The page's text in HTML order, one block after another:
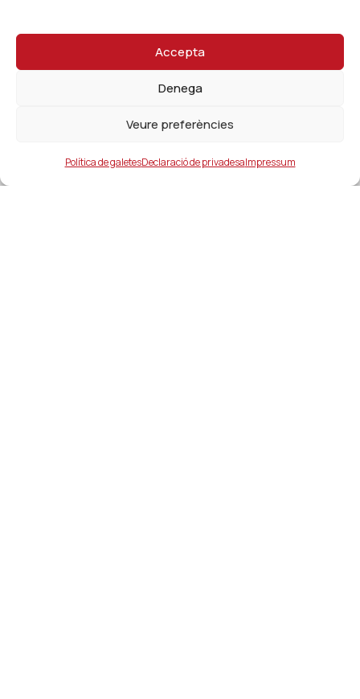
Accepta
Denega
Veure preferències
Política de galetesDeclaració de privadesaImpressum